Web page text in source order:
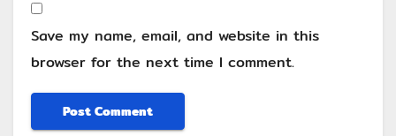
Save my name, email, and website in this
browser for the next time I comment.